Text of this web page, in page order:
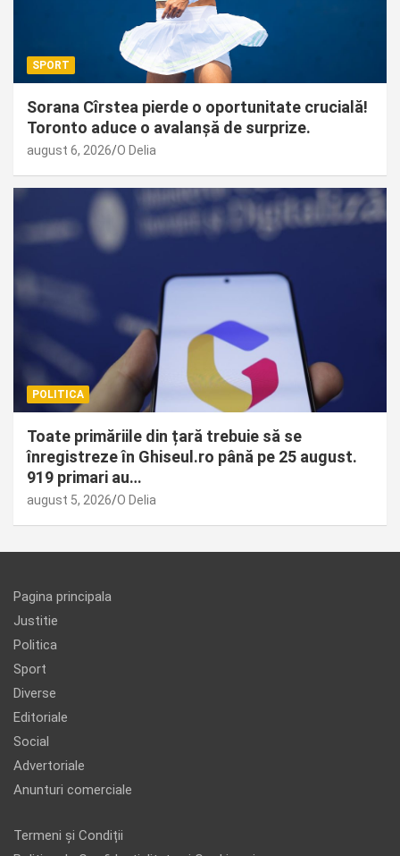
SPORT
Sorana Cîrstea pierde o oportunitate crucială!
Toronto aduce o avalanșă de surprize.
august 6, 2026 O Delia
POLITICA
Toate primăriile din țară trebuie să se
înregistreze în Ghiseul.ro până pe 25 august.
919 primari au…
august 5, 2026 O Delia
Pagina principala
Justitie
Politica
Sport
Diverse
Editoriale
Social
Advertoriale
Anunturi comerciale
Termeni și Condiții